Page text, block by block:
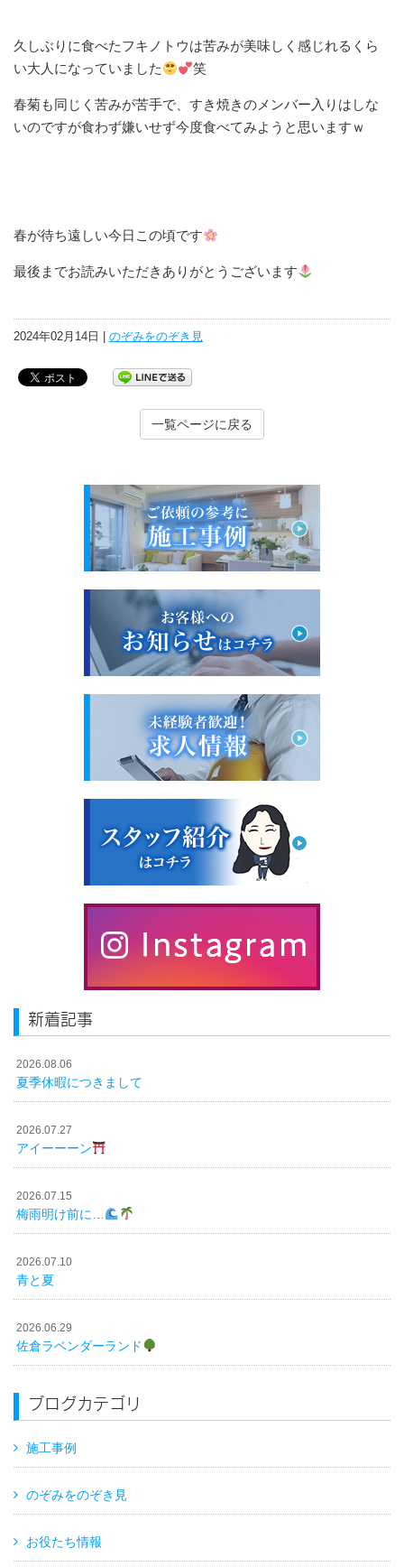
久しぶりに食べたフキノトウは苦みが美味しく感じれるくら
い大人になっていました
笑
春菊も同じく苦みが苦手で、すき焼きのメンバー入りはしな
いのですが食わず嫌いせず今度食べてみようと思いますｗ
春が待ち遠しい今日この頃です
最後までお読みいただきありがとうございます
2024年02月14日 | のぞみをのぞき見
一覧ページに戻る
新着記事
2026.08.06
夏季休暇につきまして
2026.07.27
アイーーーン
2026.07.15
梅雨明け前に…
2026.07.10
青と夏
2026.06.29
佐倉ラベンダーランド
ブログカテゴリ
施工事例
のぞみをのぞき見
お役たち情報